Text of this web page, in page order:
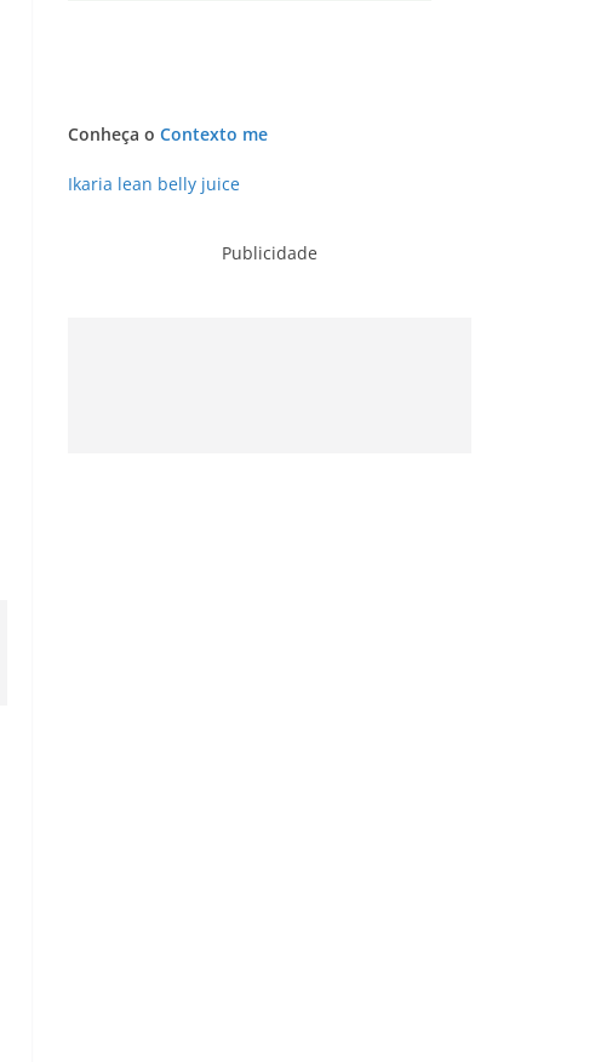
Conheça o Contexto me
Ikaria lean belly juice
Publicidade